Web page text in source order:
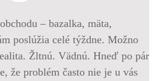
– bazalka, mäta,
poslúžia celé týždne. Možno
Žltnú. Vädnú. Hneď po pár
že problém často nie je u vás